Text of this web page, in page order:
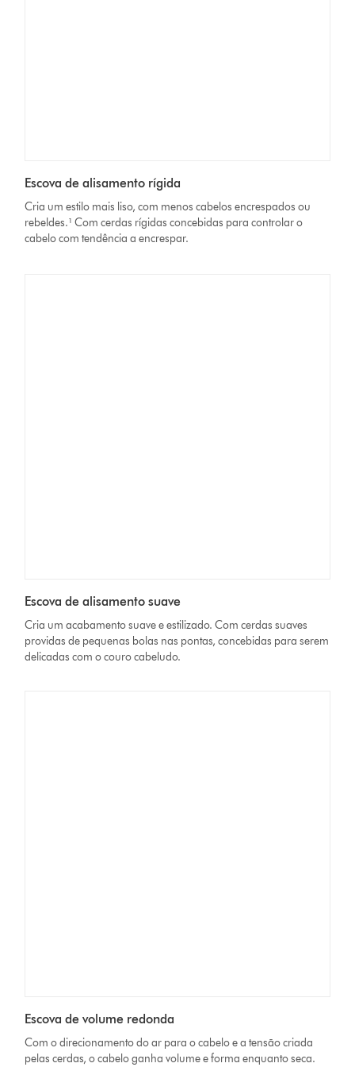
Escova de alisamento rígida
Cria um estilo mais liso, com menos cabelos encrespados ou
rebeldes.¹ Com cerdas rígidas concebidas para controlar o
cabelo com tendência a encrespar.
Escova de alisamento suave
Cria um acabamento suave e estilizado. Com cerdas suaves
providas de pequenas bolas nas pontas, concebidas para serem
delicadas com o couro cabeludo.
Escova de volume redonda
Com o direcionamento do ar para o cabelo e a tensão criada
pelas cerdas, o cabelo ganha volume e forma enquanto seca.